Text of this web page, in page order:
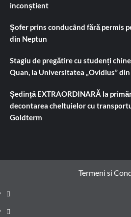
inconștient
Șofer prins conducând fără permis
din Neptun
Stagiu de pregătire cu studenți
Quan, la Universitatea „Ovidius”
Ședință EXTRAORDINARĂ la
decontarea cheltuielor cu
Goldterm
Termeni si
Prima
pagină
Știri